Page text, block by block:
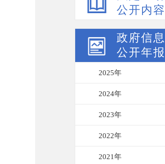
公开内容
政府信息
公开年报
2025年
2024年
2023年
2022年
2021年